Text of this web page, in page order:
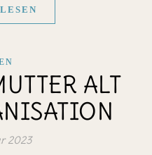
ALT
2023